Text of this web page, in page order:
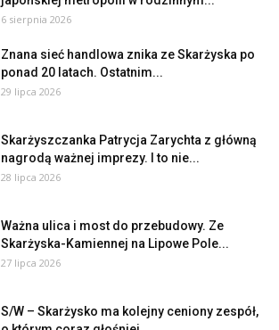
6 sierpnia 2026
Znana sieć handlowa znika ze Skarżyska po
ponad 20 latach. Ostatnim...
29 lipca 2026
Skarżyszczanka Patrycja Zarychta z główną
nagrodą ważnej imprezy. I to nie...
28 lipca 2026
Ważna ulica i most do przebudowy. Ze
Skarżyska-Kamiennej na Lipowe Pole...
27 lipca 2026
S/W – Skarżysko ma kolejny ceniony zespół,